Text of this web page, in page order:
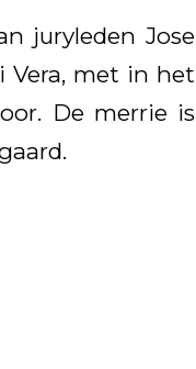
juryleden Jose
Vera, met in het
De merrie is